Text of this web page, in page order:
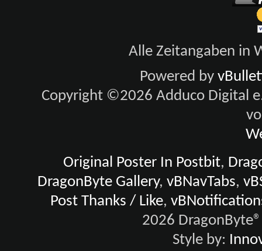
Alle Zeitangaben in
Powered by
Copyright ©2026 Adduco Digital
Original Poster In Postbit,
DragonByte Gallery,vBNavTabs,
Post Thanks / Like,
2026
Style by: